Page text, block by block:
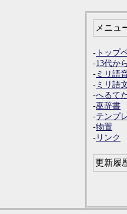
メニュ
- トップ
-13代か
- ミリ語
- ミリ語
-へるて
-巫辞書
-テンプ
-物置
- リンク
更新履